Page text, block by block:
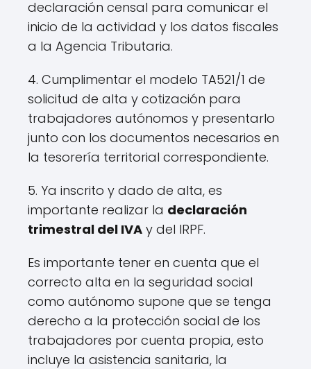
declaración censal para comunicar el
inicio de la actividad y los datos fiscales
a la Agencia Tributaria.
4. Cumplimentar el modelo TA521/1 de
solicitud de alta y cotización para
trabajadores autónomos y presentarlo
junto con los documentos necesarios en
la tesorería territorial correspondiente.
5. Ya inscrito y dado de alta, es
importante realizar la declaración
trimestral del IVA y del IRPF.
Es importante tener en cuenta que el
correcto alta en la seguridad social
como autónomo supone que se tenga
derecho a la protección social de los
trabajadores por cuenta propia, esto
incluye la asistencia sanitaria, la